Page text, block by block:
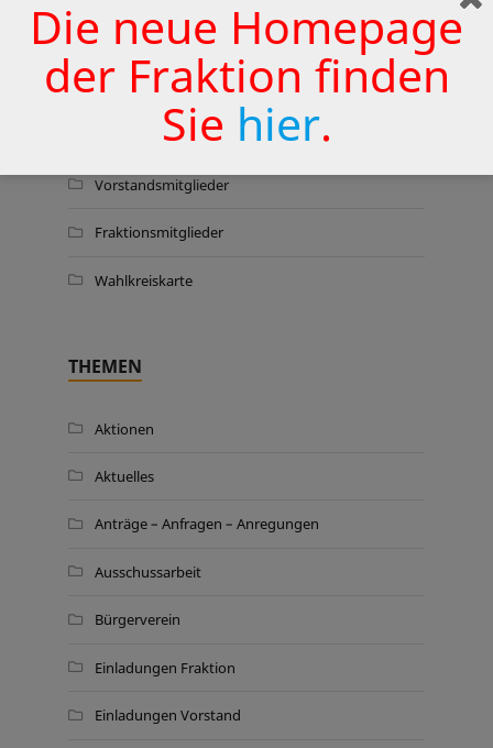
25. JUNI 2026
WER WIR SIND …
Vorstandsmitglieder
Fraktionsmitglieder
Wahlkreiskarte
THEMEN
Aktionen
Aktuelles
Anträge – Anfragen – Anregungen
Ausschussarbeit
Bürgerverein
Einladungen Fraktion
Einladungen Vorstand
Die neue Homepage
der Fraktion finden
Sie hier.